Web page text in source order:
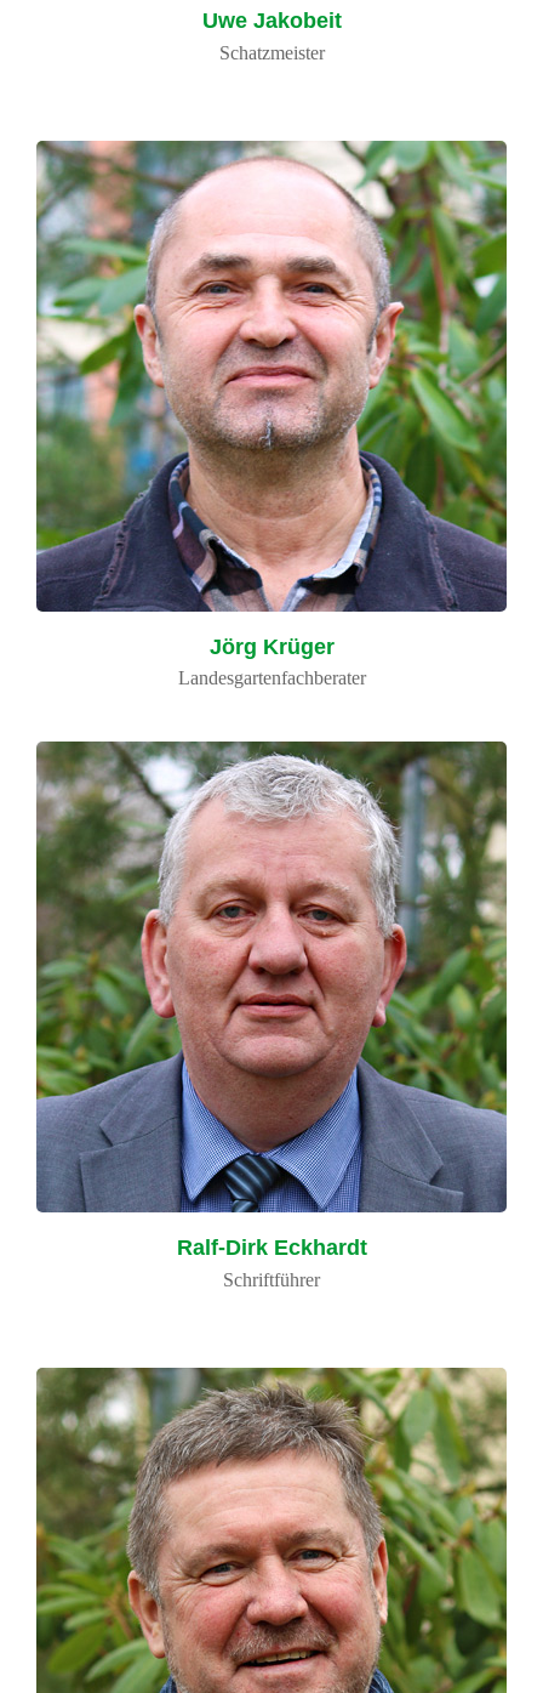
Uwe Jakobeit
Schatzmeister
Jörg Krüger
Landesgartenfachberater
Ralf-Dirk Eckhardt
Schriftführer